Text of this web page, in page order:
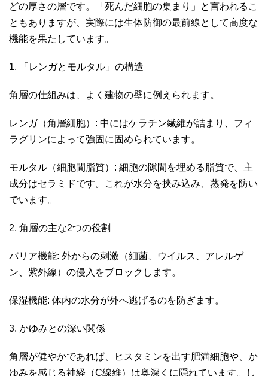
どの厚さの層です。「死んだ細胞の集まり」と言われるこ
ともありますが、実際には生体防御の最前線として高度な
機能を果たしています。
1. 「レンガとモルタル」の構造
角層の仕組みは、よく建物の壁に例えられます。
レンガ（角層細胞）: 中にはケラチン繊維が詰まり、フィ
ラグリンによって強固に固められています。
モルタル（細胞間脂質）: 細胞の隙間を埋める脂質で、主
成分はセラミドです。これが水分を挟み込み、蒸発を防い
でいます。
2. 角層の主な2つの役割
バリア機能: 外からの刺激（細菌、ウイルス、アレルゲ
ン、紫外線）の侵入をブロックします。
保湿機能: 体内の水分が外へ逃げるのを防ぎます。
3. かゆみとの深い関係
角層が健やかであれば、ヒスタミンを出す肥満細胞や、か
ゆみを感じる神経（C線維）は奥深くに隠れています。し